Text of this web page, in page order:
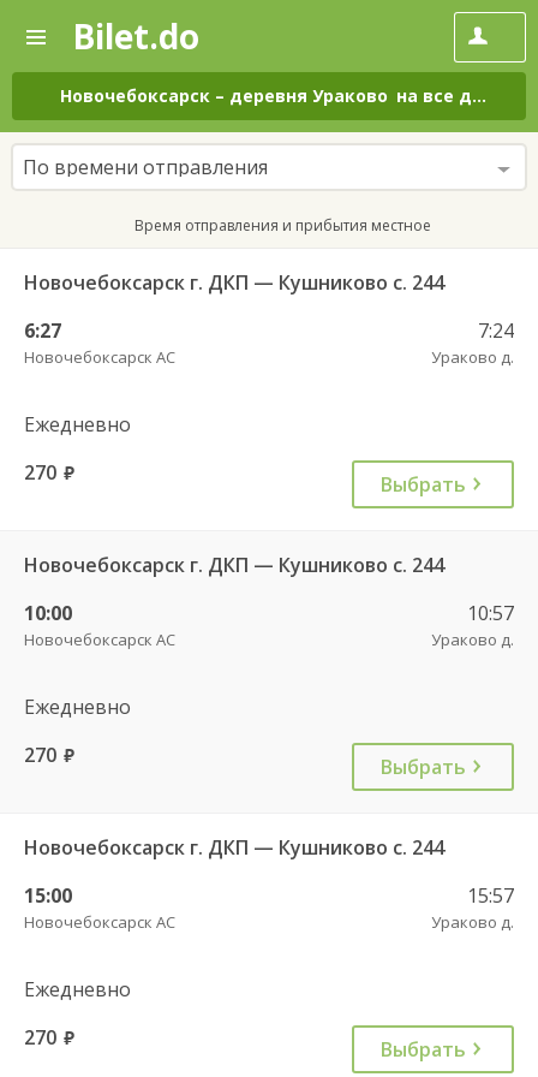
—
Поиск
и
покупка
билетов
на
автобус
онлайн
Bilet.do
Новочебоксарск – деревня Ураково на все дни
По времени отправления
Время отправления и прибытия местное
Новочебоксарск г. ДКП — Кушниково с. 244
6:27
Новочебоксарск АС
7:24
Ураково д.
Ежедневно
270 руб. Выбрать
Новочебоксарск г. ДКП — Кушниково с. 244
10:00
Новочебоксарск АС
10:57
Ураково д.
Ежедневно
270 руб. Выбрать
Новочебоксарск г. ДКП — Кушниково с. 244
15:00
Новочебоксарск АС
15:57
Ураково д.
Ежедневно
270 руб. Выбрать